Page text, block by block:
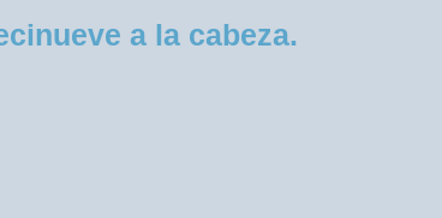
a la cabeza.